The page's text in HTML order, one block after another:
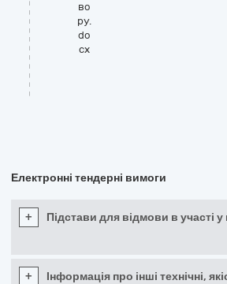
во
ру.
do
cx
Електронні тендерні вимоги
+ Підстави для відмови в участі у
+
Інформація про інші технічні,